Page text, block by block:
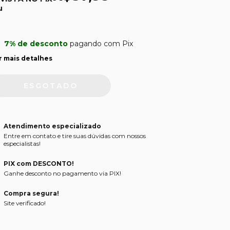
7% de descontopagando com Pix
mais detalhes
Atendimento especializado
Entre em contato e tire suas dúvidas com nossos
especialistas!
PIX com DESCONTO!
Ganhe desconto no pagamento via PIX!
Compra segura!
Site verificado!